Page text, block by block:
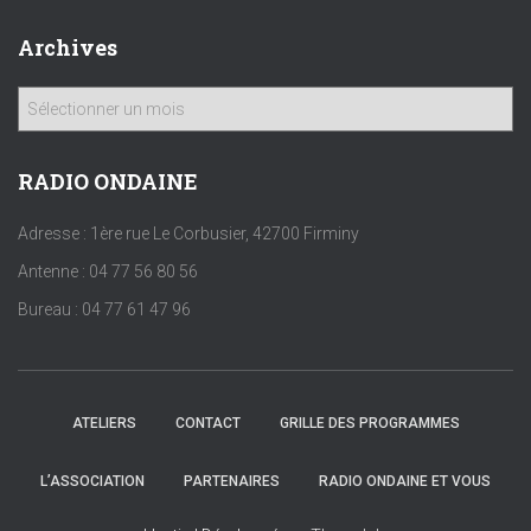
Archives
h
v
s
RADIO ONDAINE
Adresse : 1ère rue Le Corbusier, 42700 Firminy
Antenne : 04 77 56 80 56
Bureau : 04 77 61 47 96
ATELIERS CONTACT GRILLE DES PROGRAMMES
L’ASSOCIATION PARTENAIRES RADIO ONDAINE ET VOUS